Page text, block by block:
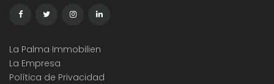
La Palma Immobilien
La Empresa
Política de Privacidad